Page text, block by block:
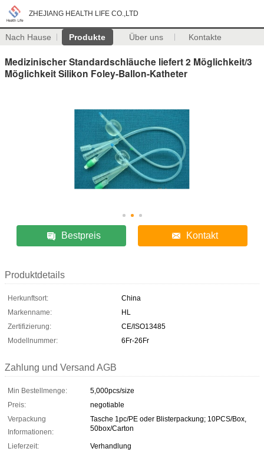
ZHEJIANG HEALTH LIFE CO.,LTD
Nach Hause Produkte Über uns Kontakte
Medizinischer Standardschläuche liefert 2 Möglichkeit/3
Möglichkeit Silikon Foley-Ballon-Katheter
Bestpreis Kontakt
Produktdetails
Herkunftsort:
China
Markenname:
HL
Zertifizierung:
CE/ISO13485
Modellnummer:
6Fr-26Fr
Zahlung und Versand AGB
Min Bestellmenge:
5,000pcs/size
Preis:
negotiable
Verpackung
Informationen:
Tasche 1pc/PE oder Blisterpackung; 10PCS/Box,
50box/Carton
Lieferzeit:
Verhandlung